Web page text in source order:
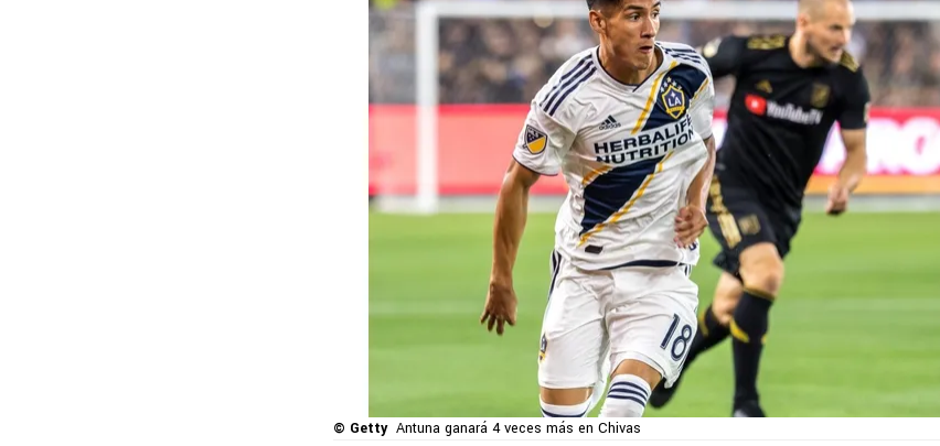
© Getty Antuna ganará 4 veces más en Chivas